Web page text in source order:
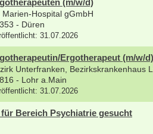
(m/w/d)
Marien-Hospital gGmbH
- Düren
31.07.2026
Ergotherapeut (m/w/d)
Unterfranken, Bezirkskrankenhaus
- Lohr a.Main
31.07.2026
Bereich Psychiatrie gesucht